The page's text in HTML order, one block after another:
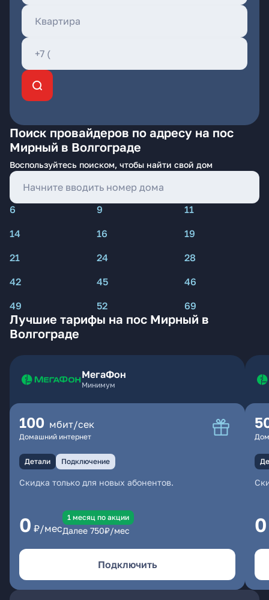
Поиск провайдеров по адресу на пос
Мирный в Волгограде
Воспользуйтесь поиском, чтобы найти свой дом
6 9
11
14
16
19
21
24
28
42
45
46
49
52 69
Лучшие тарифы на пос Мирный в
Волгограде
МегаФон
Минимум
100 мбит/сек
Домашний интернет
Детали Подключение
Скидка только для новых абонентов.
0 ₽/мес
1 месяц по акции
Далее 750₽/мес
Подключить
0